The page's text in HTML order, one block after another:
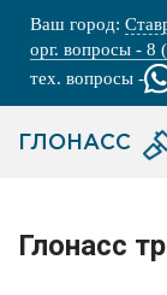
Ваш город:
орг. вопросы - 8
тех. вопросы -
ГЛОНАСС
Глонасс